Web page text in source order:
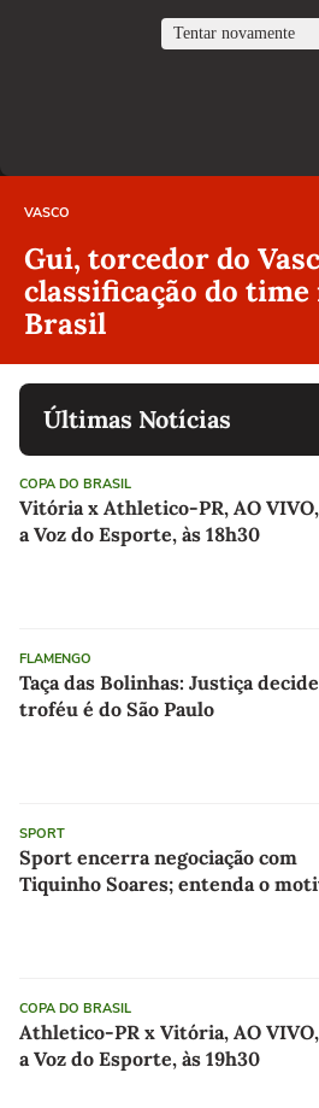
VASCO
Gui, torcedor do
classificação do time
Brasil
Últimas Notícias
COPA DO BRASIL
Vitória x Athletico-PR, AO
a Voz do Esporte, às 18h30
FLAMENGO
Taça das Bolinhas: Justiça
troféu é do São Paulo
SPORT
Sport encerra negociação com
Tiquinho Soares; entenda o
COPA DO BRASIL
Athletico-PR x Vitória, AO
a Voz do Esporte, às 19h30